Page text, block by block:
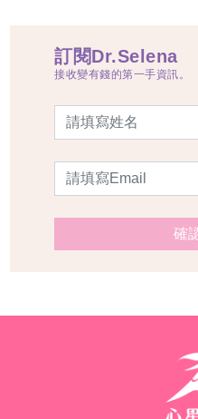
訂閱Dr.Selena
接收變有錢的第一手資訊。
確